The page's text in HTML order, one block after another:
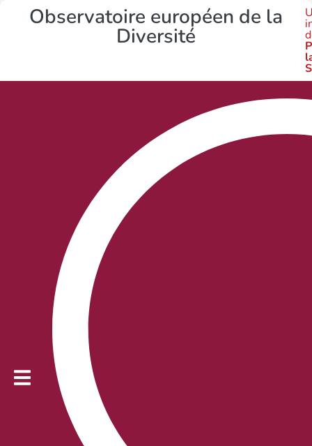
Observatoire européen de la
Diversité